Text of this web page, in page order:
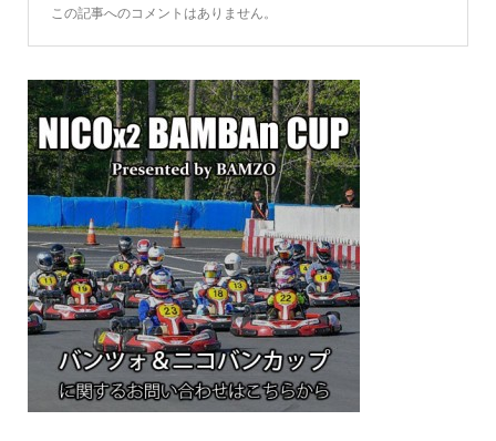
この記事へのコメントはありません。